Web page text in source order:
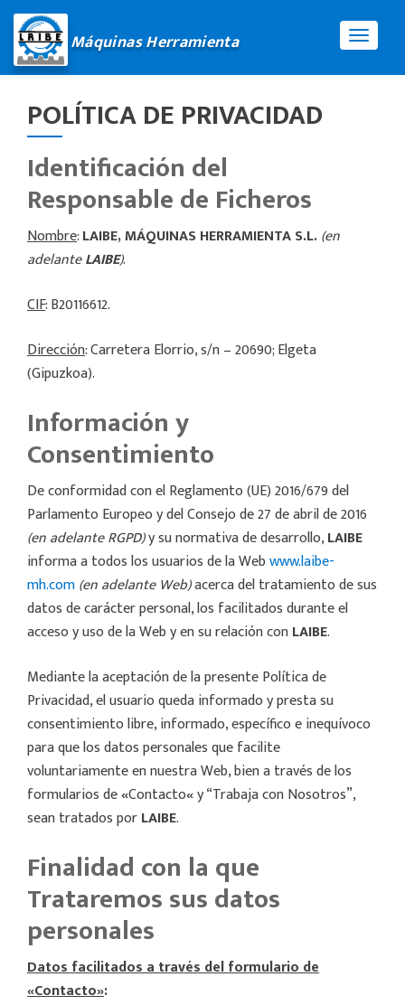
Máquinas Herramienta
POLÍTICA DE PRIVACIDAD
Identificación del
Responsable de Ficheros
Nombre:LAIBE, MÁQUINAS HERRAMIENTA S.L.(en
adelanteLAIBE).
CIF: B20116612.
Dirección: Carretera Elorrio, s/n – 20690; Elgeta
(Gipuzkoa).
Información y
Consentimiento
De conformidad con el Reglamento (UE) 2016/679 del
Parlamento Europeo y del Consejo de 27 de abril de 2016
(en adelante RGPD)y su normativa de desarrollo,LAIBE
informa a todos los usuarios de la Webwww.laibe-
mh.com(en adelante Web)acerca del tratamiento de sus
datos de carácter personal, los facilitados durante el
acceso y uso de la Web y en su relación conLAIBE.
Mediante la aceptación de la presente Política de
Privacidad, el usuario queda informado y presta su
consentimiento libre, informado, específico e inequívoco
para que los datos personales que facilite
voluntariamente en nuestra Web, bien a través de los
formularios de«Contacto«y “Trabaja con Nosotros”,
sean tratados porLAIBE.
Finalidad con la que
Trataremos sus datos
personales
Datos facilitados a través del formulario de
«Contacto»: